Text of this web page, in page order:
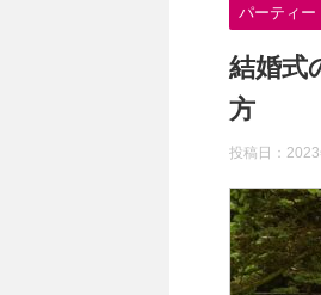
パーティー
結婚式
方
投稿日： 2023